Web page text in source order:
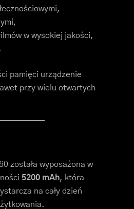
w wysokiej jakości,
pamięci urządzenie
przy wielu otwartych
została wyposażona w
5200 mAh, która
na cały dzień